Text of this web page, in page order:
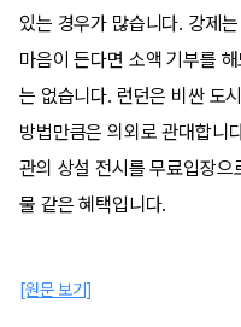
있는 경우가 많습니다. 강제
마음이 든다면 소액 기부를
는 없습니다. 런던은 비싼 도
방법만큼은 의외로 관대합니
관의 상설 전시를 무료입장으
물 같은 혜택입니다.
[원문 보기]